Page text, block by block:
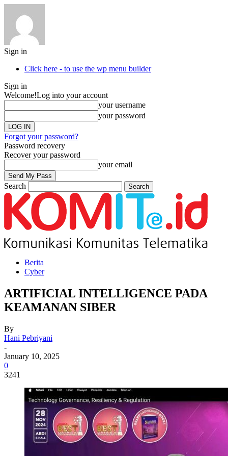
Sign in
Click here - to use the wp menu builder
Sign in
Welcome!Log into your account
your username
your password
Forgot your password?
Password recovery
Recover your password
your email
Search
Berita
Cyber
ARTIFICIAL INTELLIGENCE PADA
KEAMANAN SIBER
By
Hani Pebriyani
-
January 10, 2025
0
3241